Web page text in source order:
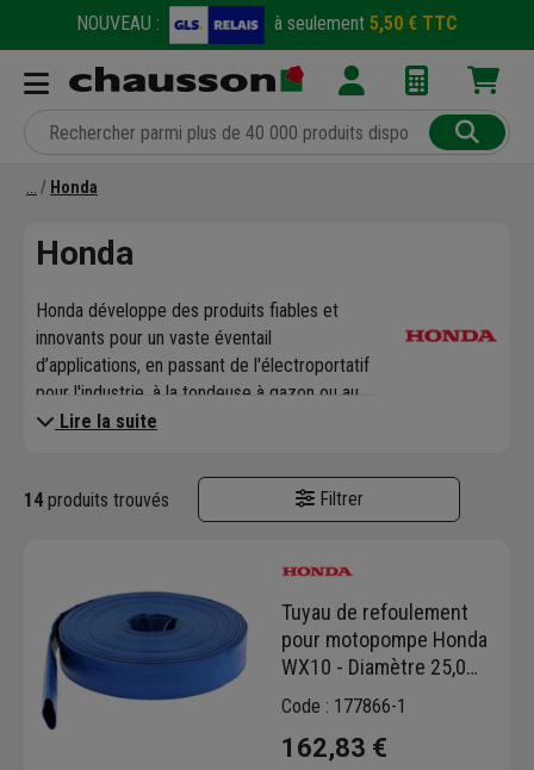
NOUVEAU : à seulement 5,50 € TTC
Honda
Honda
Honda développe des produits fiables et
innovants pour un vaste éventail
d’applications, en passant de l'électroportatif
pour l'industrie, à la tondeuse à gazon ou au
moteur pour bateau, jusqu'aux avions
La marque Honda est reconnue dans le
monde entier pour ses produits robustes et
Honda sont partout autour de vous : au
camping, sur les chantiers ou encore aux
festivals de musique.
Les groupes électrogènes, motopompes et
transporteurs Honda sont dotés de
nombreuses caractéristiques et technologies
Lire la suite
14 produits trouvés Filtrer
Tuyau de refoulement
pour motopompe Honda
WX10 - Diamètre 25,0
MM - longueur 25,00 M
Code : 177866-1
162,83 €